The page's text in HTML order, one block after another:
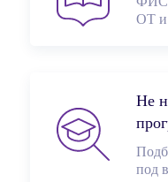
ОТ и
Не
под